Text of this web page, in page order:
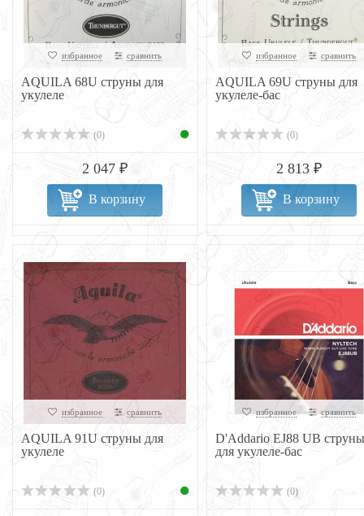
избранное сравнить
AQUILA 68U струны для
укулеле
(0)
2 047 ₽
В корзину
избранное сравнить
AQUILA 69U струны для
укулеле-бас
(0)
2 813 ₽
В корзину
избранное сравнить
AQUILA 91U струны для
укулеле
(0)
избранное сравнить
D'Addario EJ88 UB струны
для укулеле-бас
(0)